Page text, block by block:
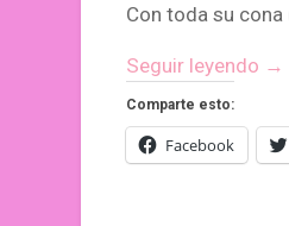
Con toda su cona
Seguir leyendo →
Comparte esto:
Facebook